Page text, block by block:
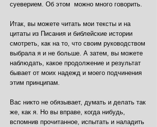
суеверием. Об этом можно много говорить.
Итак, вы можете читать мои тексты и на
цитаты из Писания и библейские истории
смотреть, как на то, что своим руководством
выбрала я и не больше. А затем, вы можете
наблюдать, какое продолжение и результат
бывает от моих надежд и моего подчинения
этим принципам.
Вас никто не обязывает, думать и делать так
же, как я. Но вы вправе, когда нибудь,
вспомнив прочитанное, испытать и наладить